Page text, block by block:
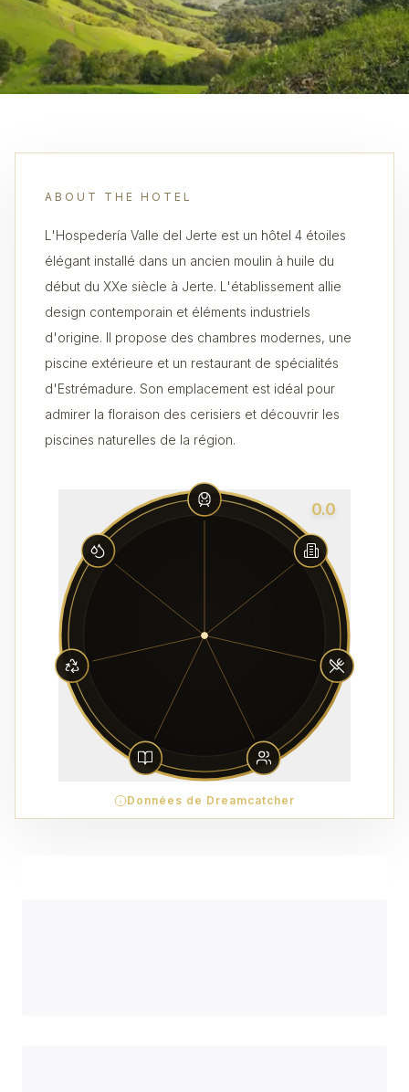
ABOUT THE HOTEL
L'Hospedería Valle del Jerte est un hôtel 4 étoiles
élégant installé dans un ancien moulin à huile du
début du XXe siècle à Jerte. L'établissement allie
design contemporain et éléments industriels
d'origine. Il propose des chambres modernes, une
piscine extérieure et un restaurant de spécialités
d'Estrémadure. Son emplacement est idéal pour
admirer la floraison des cerisiers et découvrir les
piscines naturelles de la région.
0.0
Données de Dreamcatcher